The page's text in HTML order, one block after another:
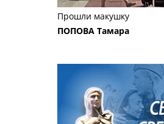
Прошли макушку
ПОПОВА Тамара